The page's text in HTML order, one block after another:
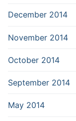
December 2014
November 2014
October 2014
September 2014
May 2014